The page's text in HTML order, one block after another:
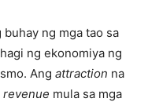
ng mga tao sa
ng ekonomiya ng
Ang attraction na
revenue mula sa mga